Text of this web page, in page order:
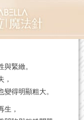
緊緻。
，
得明顯粗大。
生，